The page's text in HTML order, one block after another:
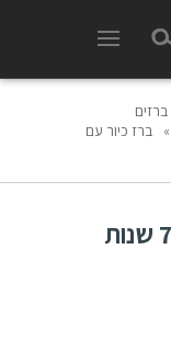
ברזים
»
ברז כיור עם
ברז כיור עם ידית צד – 7 שנות